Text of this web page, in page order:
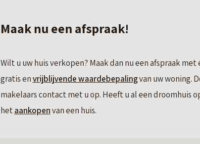
Maak nu een afspraak!
Wilt u uw huis verkopen? Maak dan nu een afspraak
gratis envrijblijvende waardebepalingvan uw woning.
makelaars contact met u op. Heeft u al een droomhuis
hetaankopenvan een huis.